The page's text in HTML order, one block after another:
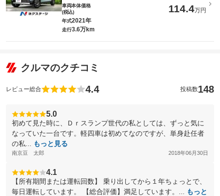
車両本体価格
(税込)
114.4万円
年式2021年
走行3.6万km
クルマのクチコミ
レビュー総合 4.4 投稿数148
5.0
初めて見た時に、Ｄｒスランプ世代の私としては、ずっと気に
なっていた一台です。軽四車は初めてなのですが、単身赴任者
の私...
もっと見る
南京豆 太郎 2018年06月30日
4.1
【所有期間または運転回数】 乗り出してから１年ちょっとで、
毎日運転しています。 【総合評価】満足しています。...
もっと